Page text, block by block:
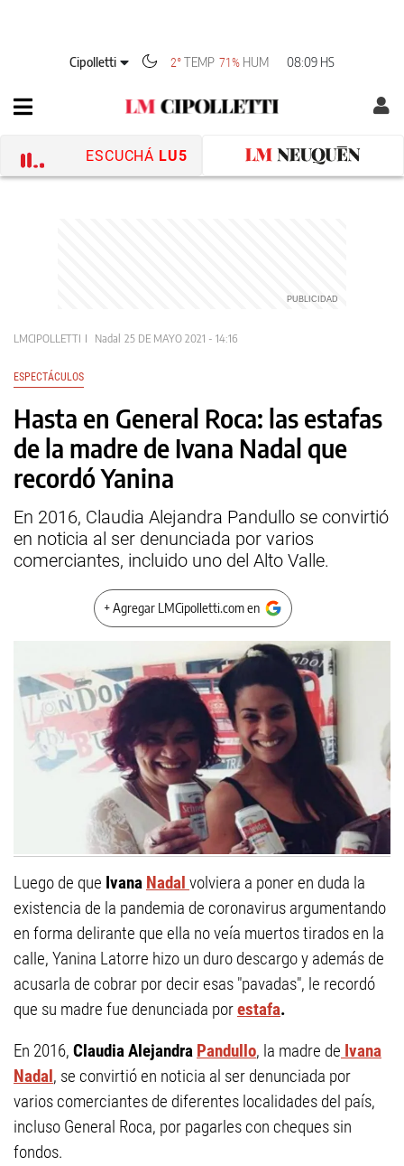
Cipolletti 2° TEMP 71% HUM 08:09 HS
ESCUCHÁ LU5
LMCIPOLLETTI Nadal 25 DE MAYO 2021 - 14:16
ESPECTÁCULOS
Hasta en General Roca: las estafas
de la madre de Ivana Nadal que
recordó Yanina
En 2016, Claudia Alejandra Pandullo se convirtió
en noticia al ser denunciada por varios
comerciantes, incluido uno del Alto Valle.
+ Agregar LMCipolletti.com en
Luego de que Ivana Nadal volviera a poner en duda la
existencia de la pandemia de coronavirus argumentando
en forma delirante que ella no veía muertos tirados en la
calle, Yanina Latorre hizo un duro descargo y además de
acusarla de cobrar por decir esas "pavadas", le recordó
que su madre fue denunciada porestafa.
En 2016, Claudia Alejandra Pandullo, la madre de Ivana
Nadal, se convirtió en noticia al ser denunciada por
varios comerciantes de diferentes localidades del país,
incluso General Roca, por pagarles con cheques sin
fondos.